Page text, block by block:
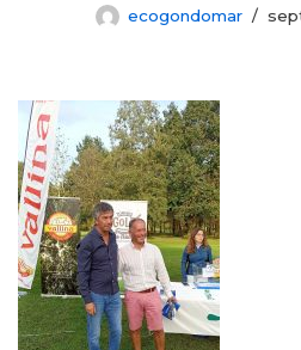
ecogondomar